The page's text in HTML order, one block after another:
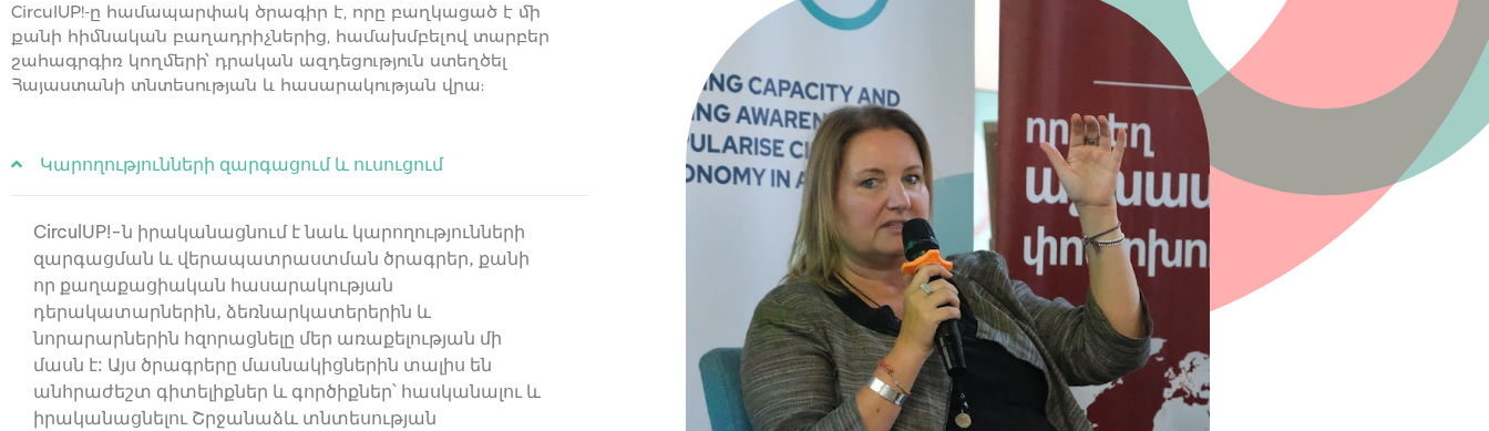
CirculUP!-ը համապարփակ ծրագիր է, որը բաղկացած է մի
քանի հիմնական բաղադրիչներից, համախմբելով տարբեր
շահագրգիռ կողմերի՝ դրական ազդեցություն ստեղծել
Հայաստանի տնտեսության և հասարակության վրա:
Կարողությունների զարգացում և ուսուցում
CirculUP!-ն իրականացնում է նաև կարողությունների
զարգացման և վերապատրաստման ծրագրեր, քանի
որ քաղաքացիական հասարակության
դերակատարներին, ձեռնարկատերերին և
նորարարներին հզորացնելը մեր առաքելության մի
մասն է: Այս ծրագրերը մասնակիցներին տալիս են
անհրաժեշտ գիտելիքներ և գործիքներ՝ հասկանալու և
իրականացնելու Շրջանաձև տնտեսության